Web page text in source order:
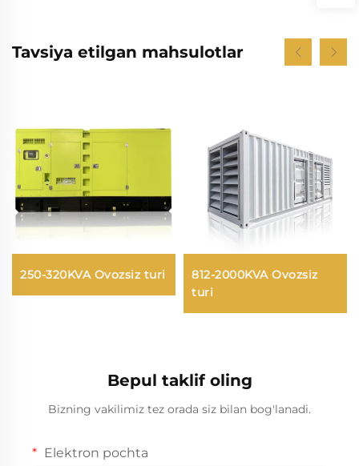
Tavsiya etilgan mahsulotlar
250-320KVA Ovozsiz turi
812-2000KVA Ovozsiz
turi
Bepul taklif oling
Bizning vakilimiz tez orada siz bilan bog'lanadi.
Elektron pochta